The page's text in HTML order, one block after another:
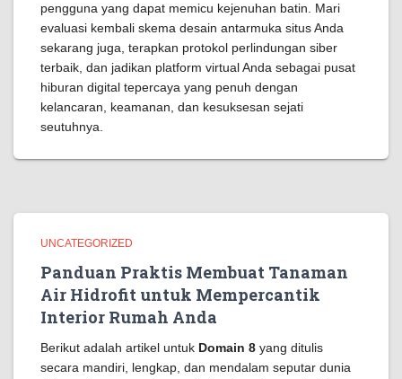
pengguna yang dapat memicu kejenuhan batin. Mari
evaluasi kembali skema desain antarmuka situs Anda
sekarang juga, terapkan protokol perlindungan siber
terbaik, dan jadikan platform virtual Anda sebagai pusat
hiburan digital tepercaya yang penuh dengan
kelancaran, keamanan, dan kesuksesan sejati
seutuhnya.
UNCATEGORIZED
Panduan Praktis Membuat Tanaman
Air Hidrofit untuk Mempercantik
Interior Rumah Anda
Berikut adalah artikel untuk Domain 8 yang ditulis
secara mandiri, lengkap, dan mendalam seputar dunia